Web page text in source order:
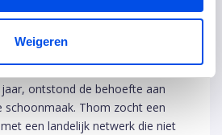
Weigeren
ontstond de behoefte aan
schoonmaak. Thom zocht een
een landelijk netwerk die niet